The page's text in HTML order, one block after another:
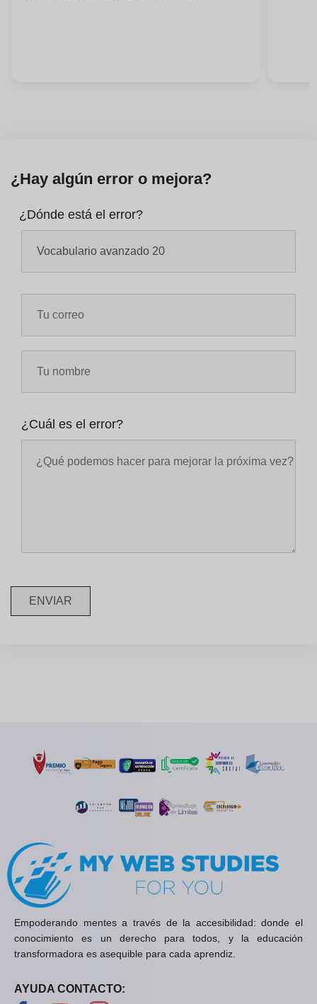
¿Hay algún error o mejora?
¿Dónde está el error?
¿Cuál es el error?
ENVIAR
Empoderando mentes a través de la accesibilidad: donde el
conocimiento es un derecho para todos, y la educación
transformadora es asequible para cada aprendiz.
AYUDA CONTACTO: